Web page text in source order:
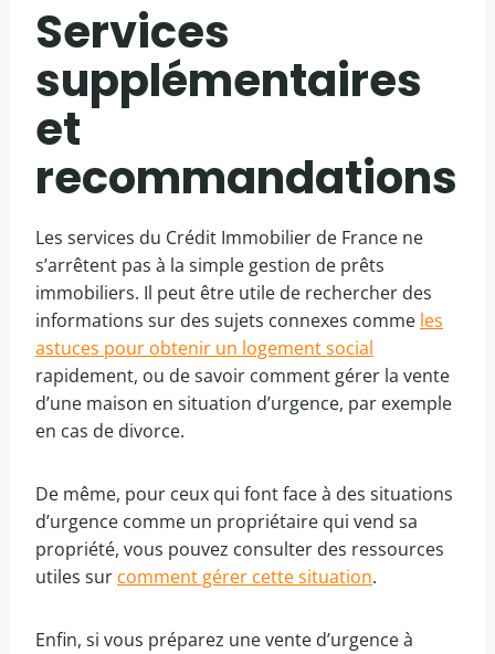
Services
supplémentaires
et
recommandations
Les services du Crédit Immobilier de France ne
s’arrêtent pas à la simple gestion de prêts
immobiliers. Il peut être utile de rechercher des
informations sur des sujets connexes comme les
astuces pour obtenir un logement social
rapidement, ou de savoir comment gérer la vente
d’une maison en situation d’urgence, par exemple
en cas de divorce.
De même, pour ceux qui font face à des situations
d’urgence comme un propriétaire qui vend sa
propriété, vous pouvez consulter des ressources
utiles sur comment gérer cette situation.
Enfin, si vous préparez une vente d’urgence à